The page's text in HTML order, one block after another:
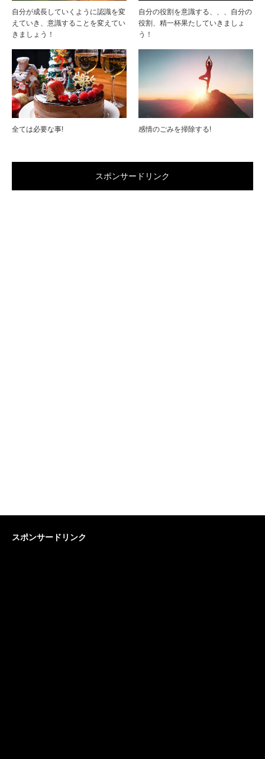
自分が成長していくように認識を変
えていき、意識することを変えてい
きましょう！
自分の役割を意識する、、、自分の
役割、精一杯果たしていきましょ
う！
全ては必要な事! 感情のごみを掃除する!
スポンサードリンク
スポンサードリンク